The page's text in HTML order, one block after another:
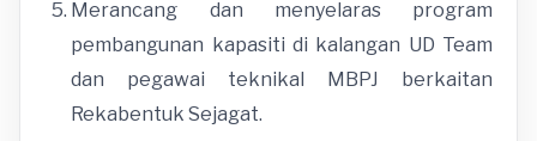
Merancang dan menyelaras program
pembangunan kapasiti di kalangan UD Team
dan pegawai teknikal MBPJ berkaitan
Rekabentuk Sejagat.